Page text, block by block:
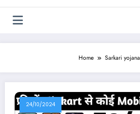
Home Sarkari yojana
24/10/2024